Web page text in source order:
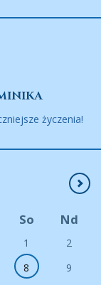
życzenia!
So Nd
1
2
8
9